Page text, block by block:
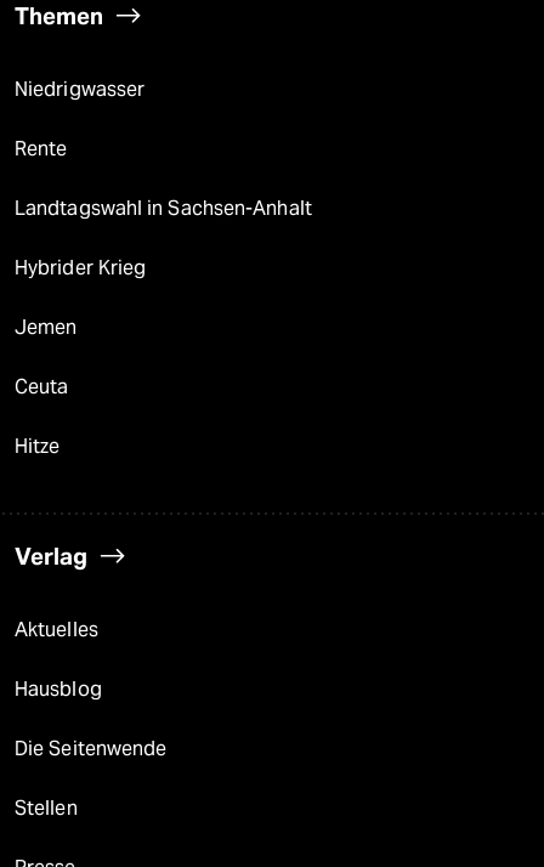
Themen
Niedrigwasser
Rente
Landtagswahl in Sachsen-Anhalt
Hybrider Krieg
Jemen
Ceuta
Hitze
Verlag
Aktuelles
Hausblog
Die Seitenwende
Stellen